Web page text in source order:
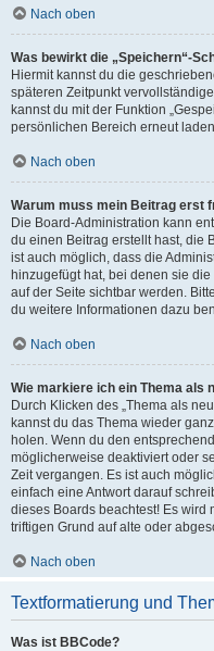
Nach oben
Was bewirkt die „Speichern“-
Hiermit kannst du die
späteren Zeitpunkt
kannst du mit der Funktion
persönlichen Bereich erneut
Nach oben
Warum muss mein Beitrag erst
Die Board-Administration kann
du einen Beitrag erstellt hast, die
ist auch möglich, dass die
hinzugefügt hat, bei denen sie
auf der Seite sichtbar werden.
du weitere Informationen dazu
Nach oben
Wie markiere ich ein Thema als
Durch Klicken des „Thema als
kannst du das Thema wieder
holen. Wenn du den
möglicherweise deaktiviert oder
Zeit vergangen. Es ist auch
einfach eine Antwort darauf
dieses Boards beachtest! Es wird
triftigen Grund auf alte oder
Nach oben
Textformatierung und
Was ist BBCode?